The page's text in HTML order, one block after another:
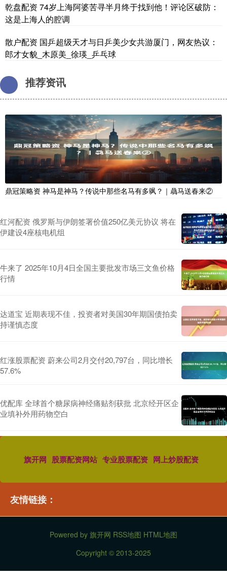
乾盘配资 74岁上海阿婆苦寻半月终于找到他！评论区破防：
这是上海人的腔调
散户配资 国乒超级天才与日乒美少女共游厦门，网友热议：
郎才女貌_木原美_徐瑛_乒乓球
推荐资讯
鼎冠策略资 神马是神马？传说中那些名马有多飒？｜骉马送春来②
红河配资 俄罗斯与伊朗签署价值250亿美元协议 将在
伊建设4座核电机组
牛来了 2025年10月4日全国主要批发市场三文鱼价格
行情
达道宝 近期表现不佳，投资者对美国30年期国债拍卖
持谨慎态度
红涨股票配资 蔚来公司2月交付20,797台，同比增长
57.6%
优配库 全球首个糖尿病神经痛贴剂获批 北京经开区企
业填补外用药物空白
旗开网 股票配资网站 专业股票配资 网上炒股配资
友情链接：
Powered by 旗开网 RSS地图 HTML地图
Copyright © 2013-2025